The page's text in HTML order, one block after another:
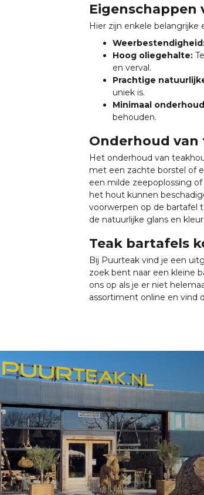
Hier zijn enkele belangrijke
Hoog oliegehalte:
en verval.
Prachtige
uniek is.
Minimaal
behouden.
Onderhoud
Het onderhoud van
met een zachte borstel of
een milde zeepoplossing
het hout kunnen
voorwerpen op de bartafel
de natuurlijke glans en
Teak bartafels
Bij Puurteak vind je een
zoek bent naar een kleine
ons op als je er niet
assortiment online en vind